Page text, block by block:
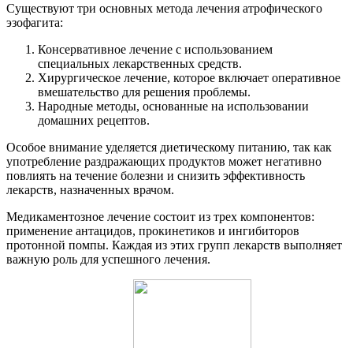
Существуют три основных метода лечения атрофического
эзофагита:
Консервативное лечение с использованием
специальных лекарственных средств.
Хирургическое лечение, которое включает оперативное
вмешательство для решения проблемы.
Народные методы, основанные на использовании
домашних рецептов.
Особое внимание уделяется диетическому питанию, так как
употребление раздражающих продуктов может негативно
повлиять на течение болезни и снизить эффективность
лекарств, назначенных врачом.
Медикаментозное лечение состоит из трех компонентов:
применение антацидов, прокинетиков и ингибиторов
протонной помпы. Каждая из этих групп лекарств выполняет
важную роль для успешного лечения.